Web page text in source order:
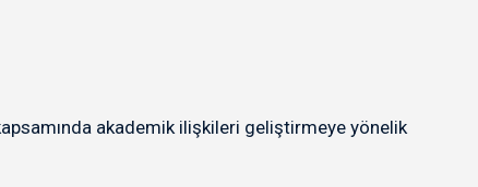
akademik ilişkileri geliştirmeye yönelik